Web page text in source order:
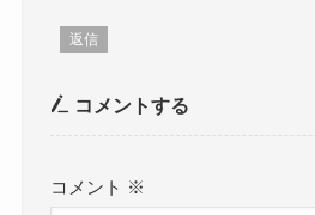
返信
コメントする
コメント ※